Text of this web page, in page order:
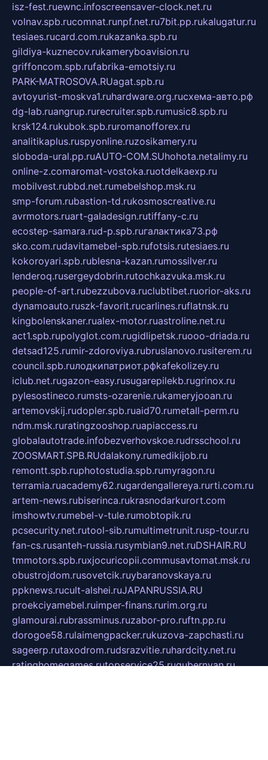
isz-fest.ruewnc.infoscreensaver-clock.net.ru
volnav.spb.rucomnat.runpf.net.ru7bit.pp.rukalugatur.ru
tesiaes.rucard.com.rukazanka.spb.ru
gildiya-kuznecov.rukameryboavision.ru
griffoncom.spb.rufabrika-emotsiy.ru
PARK-MATROSOVA.RUagat.spb.ru
avtoyurist-moskva1.ruhardware.org.ruсхема-авто.рф
dg-lab.ruangrup.rurecruiter.spb.rumusic8.spb.ru
krsk124.rukubok.spb.ruromanofforex.ru
analitikaplus.ruspyonline.ruzosikamery.ru
sloboda-ural.pp.ruAUTO-COM.SUhohota.netalimy.ru
online-z.comaromat-vostoka.ruotdelkaexp.ru
mobilvest.rubbd.net.rumebelshop.msk.ru
smp-forum.rubastion-td.rukosmoscreative.ru
avrmotors.ruart-galadesign.rutiffany-c.ru
ecostep-samara.rud-p.spb.ruгалактика73.рф
sko.com.rudavitamebel-spb.rufotsis.rutesiaes.ru
kokoroyari.spb.rublesna-kazan.rumossilver.ru
lenderoq.rusergeydobrin.rutochkazvuka.msk.ru
people-of-art.rubezzubova.ruclubtibet.ruorior-aks.ru
dynamoauto.ruszk-favorit.rucarlines.ruflatnsk.ru
kingbolenskaner.rualex-motor.ruastroline.net.ru
act1.spb.rupolyglot.com.rugidlipetsk.ruooo-driada.ru
detsad125.rumir-zdoroviya.rubruslanovo.rusiterem.ru
council.spb.ruлодкипатриот.рфkafekolizey.ru
iclub.net.rugazon-easy.rusugarepilekb.rugrinox.ru
pylesostineco.rumsts-ozarenie.rukameryjooan.ru
artemovskij.rudopler.spb.ruaid70.rumetall-perm.ru
ndm.msk.ruratingzooshop.ruapiaccess.ru
globalautotrade.infobezverhovskoe.rudrsschool.ru
ZOOSMART.SPB.RUdalakony.rumedikijob.ru
remontt.spb.ruphotostudia.spb.rumyragon.ru
terramia.ruacademy62.rugardengallereya.rurti.com.ru
artem-news.rubiserinca.rukrasnodarkurort.com
imshowtv.rumebel-v-tule.rumobtopik.ru
pcsecurity.net.rutool-sib.rumultimetrunit.rusp-tour.ru
fan-cs.rusanteh-russia.rusymbian9.net.ruDSHAIR.RU
tmmotors.spb.ruxjocuricopii.commusavtomat.msk.ru
obustrojdom.rusovetcik.ruybaranovskaya.ru
ppknews.rucult-alshei.ruJAPANRUSSIA.RU
proekciyamebel.ruimper-finans.rurim.org.ru
glamourai.rubrassminus.ruzabor-pro.ruftn.pp.ru
dorogoe58.rulaimengpacker.rukuzova-zapchasti.ru
sageerp.rutaxodrom.rudsrazvitie.ruhardcity.net.ru
ratinghomegames.rutopservice25.rugubernyan.ru